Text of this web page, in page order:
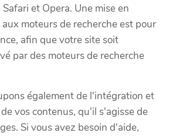
et Opera. Une mise en
moteurs de recherche est pour
afin que votre site soit
par des moteurs de recherche
également de l'intégration et
vos contenus, qu'il s'agisse de
Si vous avez besoin d'aide,